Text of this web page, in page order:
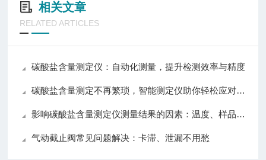
相关文章
RELATED ARTICLES
碳酸盐含量测定仪：自动化测量，提升检测效率与精度
碳酸盐含量测定不再繁琐，智能测定仪助你轻松应对各种挑战！
影响碳酸盐含量测定仪测量结果的因素：温度、样品与操作技巧详解
气动截止阀常见问题解决：卡滞、泄漏不用愁